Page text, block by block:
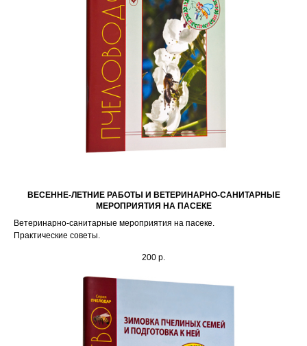
ВЕСЕННЕ-ЛЕТНИЕ РАБОТЫ И ВЕТЕРИНАРНО-САНИТАРНЫЕ
МЕРОПРИЯТИЯ НА ПАСЕКЕ
Ветеринарно-санитарные мероприятия на пасеке.
Практические советы.
200 р.